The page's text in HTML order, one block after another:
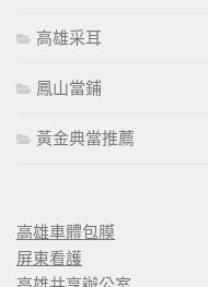
高雄采耳
鳳山當鋪
黃金典當推薦
高雄車體包膜
屏東看護